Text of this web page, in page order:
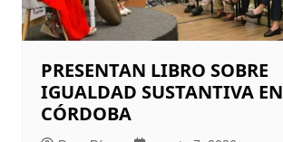
PRESENTAN LIBRO SOBRE
IGUALDAD SUSTANTIVA EN
CÓRDOBA